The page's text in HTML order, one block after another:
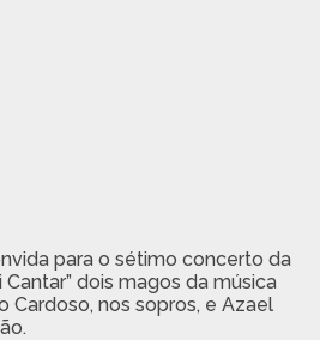
para o sétimo concerto da
Cantar” dois magos da música
Cardoso, nos sopros, e Azael